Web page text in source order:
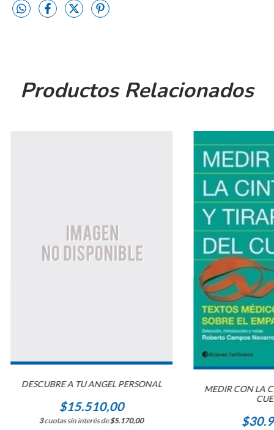
Productos Relacionados
DESCUBRE A TU ANGEL PERSONAL
$15.510,00
3cuotas sin interés de$5.170,00
MEDIR CON LA